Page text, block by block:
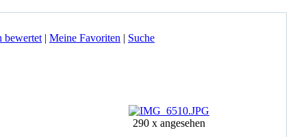
bewertet | Meine Favoriten | Suche
290 x angesehen